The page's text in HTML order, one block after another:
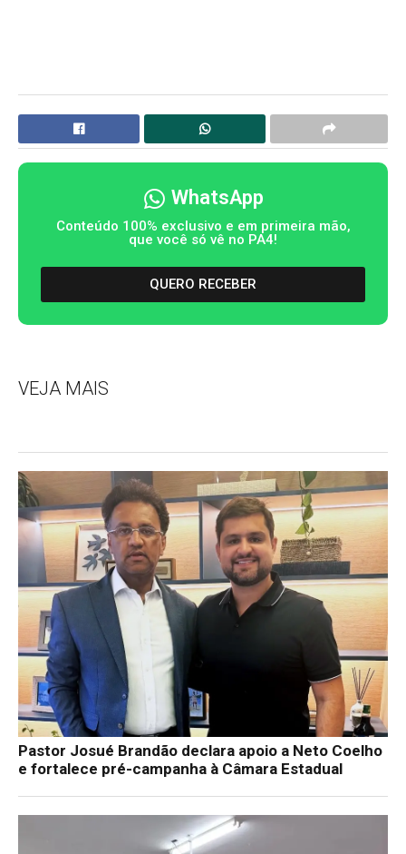
WhatsApp
Conteúdo 100% exclusivo e em primeira mão,
que você só vê no PA4!
QUERO RECEBER
VEJA MAIS
Pastor Josué Brandão declara apoio a Neto Coelho
e fortalece pré-campanha à Câmara Estadual